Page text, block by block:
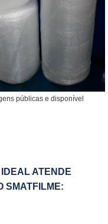
públicas e disponível
ATENDE
SMATFILME: